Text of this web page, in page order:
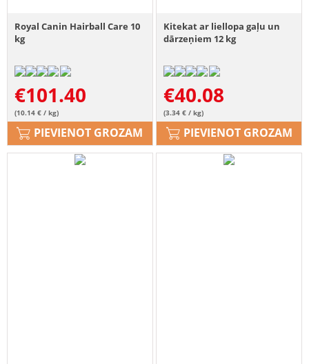
Royal Canin Hairball Care 10
kg
€101.40
(10.14 € / kg)
PIEVIENOT GROZAM
Kitekat ar liellopa gaļu un
dārzeņiem 12 kg
€40.08
(3.34 € / kg)
PIEVIENOT GROZAM